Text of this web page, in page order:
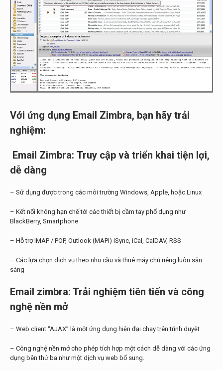
Với ứng dụng Email Zimbra, bạn hãy trải
nghiệm:
Email Zimbra: Truy cập và triển khai tiện lợi,
dễ dàng
– Sử dụng được trong các môi trường Windows, Apple, hoặc Linux
– Kết nối không hạn chế tới các thiết bị cầm tay phổ dụng như
BlackBerry, Smartphone
– Hỗ trợ IMAP / POP, Outlook (MAPI) iSync, iCal, CalDAV, RSS
– Các lựa chọn dịch vụ theo nhu cầu và thuê máy chủ riêng luôn sẵn
sàng
Email zimbra: Trải nghiệm tiên tiến và công
nghệ nền mở
– Web client “AJAX” là một ứng dụng hiện đại chạy trên trình duyệt
– Công nghệ nền mở cho phép tích hợp một cách dễ dàng với các ứng
dụng bên thứ ba như một dịch vụ web bổ sung.